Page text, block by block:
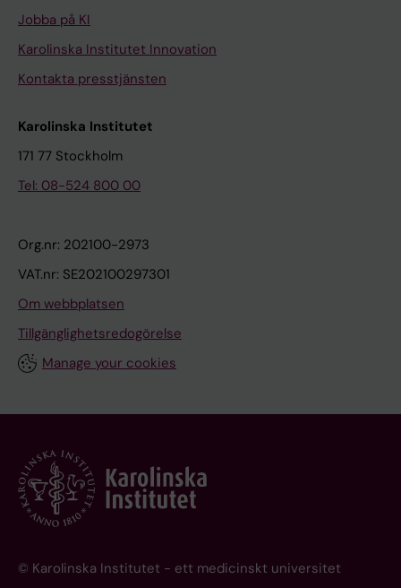
Jobba på KI
Karolinska Institutet Innovation
Kontakta presstjänsten
Karolinska Institutet
171 77 Stockholm
Tel: 08-524 800 00
Org.nr: 202100-2973
VAT.nr: SE202100297301
Om webbplatsen
Tillgänglighetsredogörelse
Manage your cookies
© Karolinska Institutet - ett medicinskt universitet